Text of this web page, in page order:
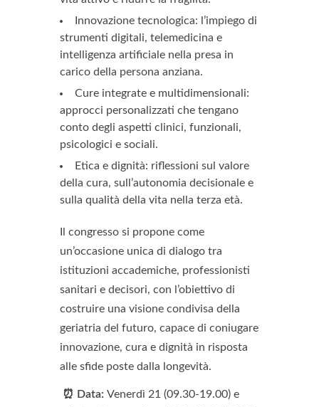
Innovazione tecnologica: l’impiego di
strumenti digitali, telemedicina e
intelligenza artificiale nella presa in
carico della persona anziana.
Cure integrate e multidimensionali:
approcci personalizzati che tengano
conto degli aspetti clinici, funzionali,
psicologici e sociali.
Etica e dignità: riflessioni sul valore
della cura, sull’autonomia decisionale e
sulla qualità della vita nella terza età.
Il congresso si propone come
un’occasione unica di dialogo tra
istituzioni accademiche, professionisti
sanitari e decisori, con l’obiettivo di
costruire una visione condivisa della
geriatria del futuro, capace di coniugare
innovazione, cura e dignità in risposta
alle sfide poste dalla longevità.
⏰ Data: Venerdì 21 (09.30-19.00) e